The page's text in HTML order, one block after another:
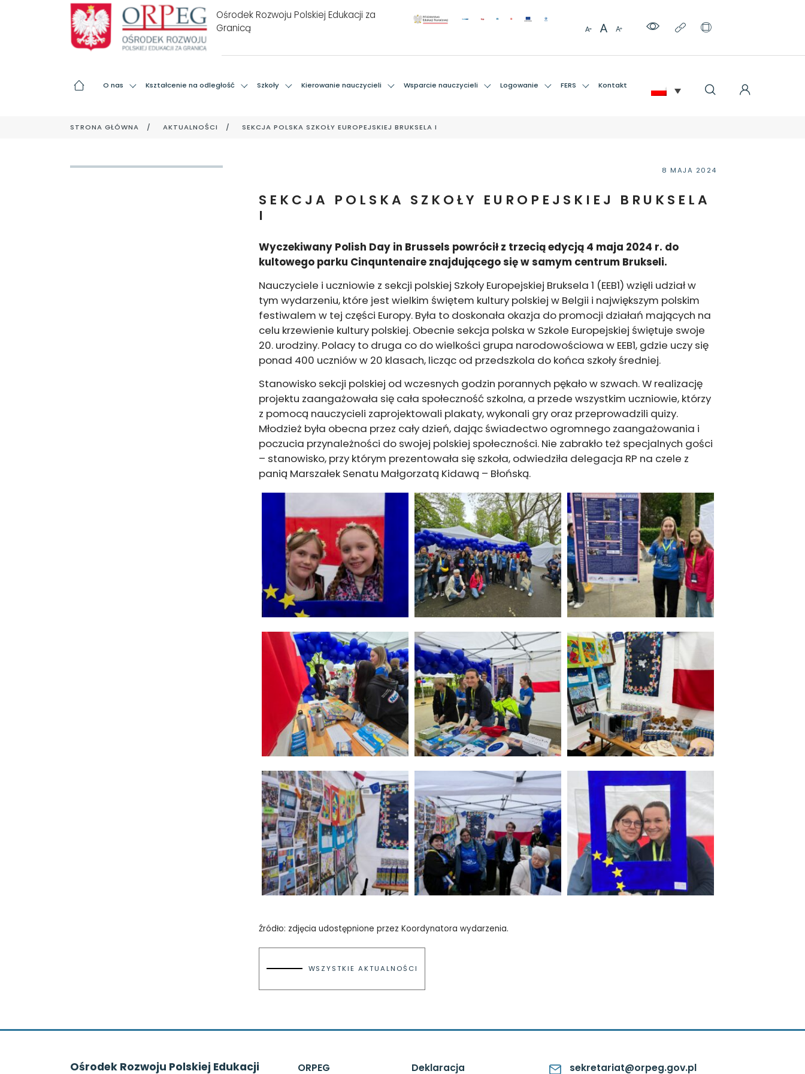
Ośrodek Rozwoju Polskiej Edukacji za
Granicą
O nas Kształcenie na odległość Szkoły Kierowanie nauczycieli Wsparcie nauczycieli Logowanie FERS Kontakt
STRONA GŁÓWNA AKTUALNOŚCI SEKCJA POLSKA SZKOŁY EUROPEJSKIEJ BRUKSELA I
SEKCJA POLSKA SZKOŁY EUROPEJSKIEJ BRUKSELA
I
8 MAJA 2024
Wyczekiwany Polish Day in Brussels powrócił z trzecią edycją 4 maja 2024 r. do
kultowego parku Cinquntenaire znajdującego się w samym centrum Brukseli.
Nauczyciele i uczniowie z sekcji polskiej Szkoły Europejskiej Bruksela 1 (EEB1) wzięli udział w
tym wydarzeniu, które jest wielkim świętem kultury polskiej w Belgii i największym polskim
festiwalem w tej części Europy. Była to doskonała okazja do promocji działań mających na
celu krzewienie kultury polskiej. Obecnie sekcja polska w Szkole Europejskiej świętuje swoje
20. urodziny. Polacy to druga co do wielkości grupa narodowościowa w EEB1, gdzie uczy się
ponad 400 uczniów w 20 klasach, licząc od przedszkola do końca szkoły średniej.
Stanowisko sekcji polskiej od wczesnych godzin porannych pękało w szwach. W realizację
projektu zaangażowała się cała społeczność szkolna, a przede wszystkim uczniowie, którzy
z pomocą nauczycieli zaprojektowali plakaty, wykonali gry oraz przeprowadzili quizy.
Młodzież była obecna przez cały dzień, dając świadectwo ogromnego zaangażowania i
poczucia przynależności do swojej polskiej społeczności. Nie zabrakło też specjalnych gości
– stanowisko, przy którym prezentowała się szkoła, odwiedziła delegacja RP na czele z
panią Marszałek Senatu Małgorzatą Kidawą – Błońską.
Źródło: zdjęcia udostępnione przez Koordynatora wydarzenia.
WSZYSTKIE AKTUALNOŚCI
Ośrodek Rozwoju Polskiej Edukacji ORPEG Deklaracja sekretariat@orpeg.gov.pl